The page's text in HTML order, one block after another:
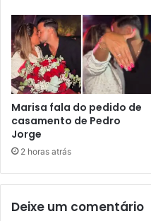
Marisa fala do pedido de
casamento de Pedro
Jorge
2 horas atrás
Deixe um comentário